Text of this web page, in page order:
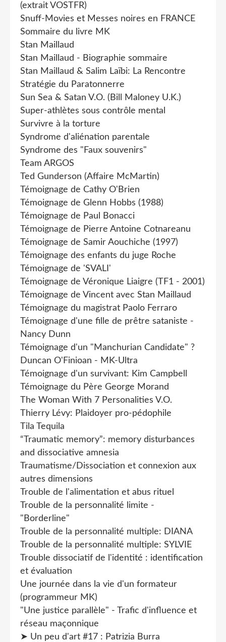
(extrait VOSTFR)
Snuff-Movies et Messes noires en FRANCE
Sommaire du livre MK
Stan Maillaud
Stan Maillaud - Biographie sommaire
Stan Maillaud & Salim Laïbi: La Rencontre
Stratégie du Paratonnerre
Sun Sea & Satan V.O. (Bill Maloney U.K.)
Super-athlètes sous contrôle mental
Survivre à la torture
Syndrome d'aliénation parentale
Syndrome des "Faux souvenirs"
Team ARGOS
Ted Gunderson (Affaire McMartin)
Témoignage de Cathy O'Brien
Témoignage de Glenn Hobbs (1988)
Témoignage de Paul Bonacci
Témoignage de Pierre Antoine Cotnareanu
Témoignage de Samir Aouchiche (1997)
Témoignage des enfants du juge Roche
Témoignage de 'SVALI'
Témoignage de Véronique Liaigre (TF1 - 2001)
Témoignage de Vincent avec Stan Maillaud
Témoignage du magistrat Paolo Ferraro
Témoignage d'une fille de prêtre sataniste -
Nancy Dunn
Témoignage d'un "Manchurian Candidate" ?
Duncan O'Finioan - MK-Ultra
Témoignage d'un survivant: Kim Campbell
Témoignage du Père George Morand
The Woman With 7 Personalities V.O.
Thierry Lévy: Plaidoyer pro-pédophile
Tila Tequila
“Traumatic memory”: memory disturbances
and dissociative amnesia
Traumatisme/Dissociation et connexion aux
autres dimensions
Trouble de l'alimentation et abus rituel
Trouble de la personnalité limite -
"Borderline"
Trouble de la personnalité multiple: DIANA
Trouble de la personnalité multiple: SYLVIE
Trouble dissociatif de l'identité : identification
et évaluation
Une journée dans la vie d'un formateur
(programmeur MK)
"Une justice parallèle" - Trafic d'influence et
réseau maçonnique
➤ Un peu d'art #17 : Patrizia Burra